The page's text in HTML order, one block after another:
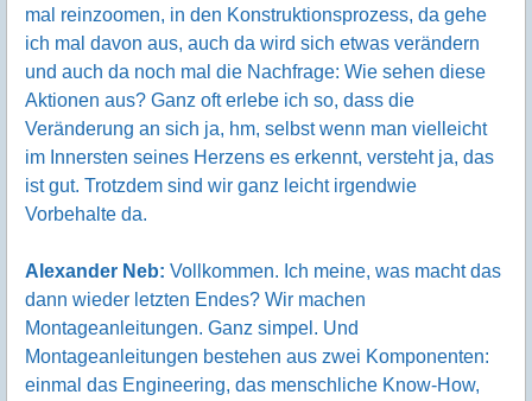
mal reinzoomen, in den Konstruktionsprozess, da gehe
ich mal davon aus, auch da wird sich etwas verändern
und auch da noch mal die Nachfrage: Wie sehen diese
Aktionen aus? Ganz oft erlebe ich so, dass die
Veränderung an sich ja, hm, selbst wenn man vielleicht
im Innersten seines Herzens es erkennt, versteht ja, das
ist gut. Trotzdem sind wir ganz leicht irgendwie
Vorbehalte da.
Alexander Neb: Vollkommen. Ich meine, was macht das
dann wieder letzten Endes? Wir machen
Montageanleitungen. Ganz simpel. Und
Montageanleitungen bestehen aus zwei Komponenten:
einmal das Engineering, das menschliche Know-How,